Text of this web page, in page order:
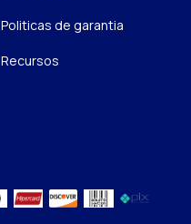
Politicas de garantia
Recursos